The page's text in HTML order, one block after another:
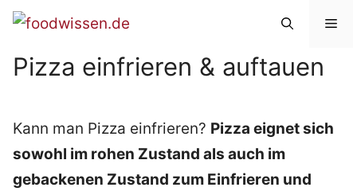
Zum
springen
Pizza einfrieren & auftauen
Kann man Pizza einfrieren? Pizza eignet sich
sowohl im rohen Zustand als auch im
gebackenen Zustand zum Einfrieren und